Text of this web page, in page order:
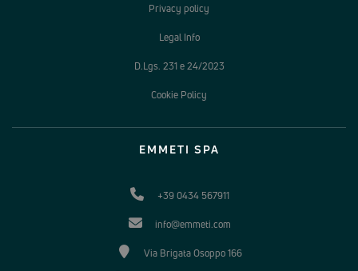
Privacy policy
Legal Info
D.Lgs. 231 e 24/2023
Cookie Policy
EMMETI SPA
+39 0434 567911
info@emmeti.com
Via Brigata Osoppo 166